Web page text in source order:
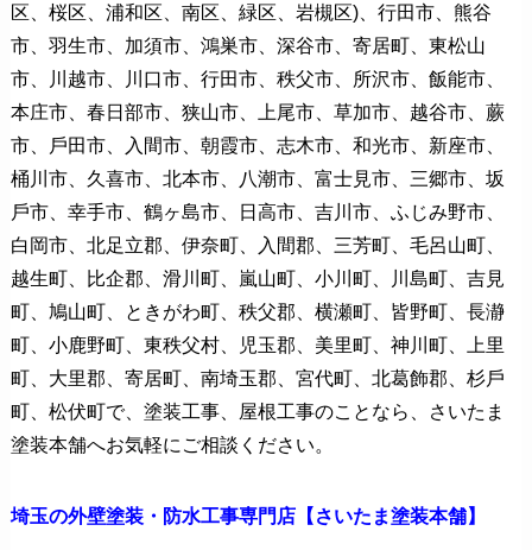
区、桜区、浦和区、南区、緑区、岩槻区)、⾏⽥市、熊⾕
市、⽻⽣市、加須市、鴻巣市、深⾕市、寄居町、東松⼭
市、川越市、川⼝市、⾏⽥市、秩⽗市、所沢市、飯能市、
本庄市、春⽇部市、狭⼭市、上尾市、草加市、越⾕市、蕨
市、⼾⽥市、⼊間市、朝霞市、志木市、和光市、新座市、
桶川市、久喜市、北本市、⼋潮市、富士⾒市、三郷市、坂
⼾市、幸手市、鶴ヶ島市、⽇⾼市、吉川市、ふじみ野市、
⽩岡市、北足⽴郡、伊奈町、⼊間郡、三芳町、⽑呂⼭町、
越⽣町、⽐企郡、滑川町、嵐⼭町、⼩川町、川島町、吉⾒
町、鳩⼭町、ときがわ町、秩⽗郡、横瀬町、皆野町、⻑瀞
町、⼩⿅野町、東秩⽗村、児⽟郡、美⾥町、神川町、上⾥
町、⼤⾥郡、寄居町、南埼⽟郡、宮代町、北葛飾郡、杉⼾
町、松伏町で、塗装工事、屋根工事のことなら、さいたま
塗装本舗へお気軽にご相談ください。
埼玉の外壁塗装・防水工事専門店【さいたま塗装本舗】